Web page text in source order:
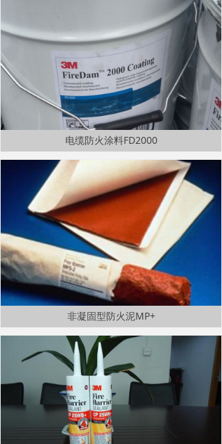
电缆防火涂料FD2000
非凝固型防火泥MP+